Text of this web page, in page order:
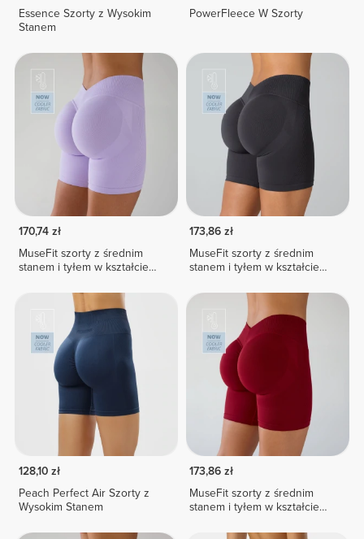
Essence Szorty z Wysokim
Stanem
PowerFleece W Szorty
170,74 zł
MuseFit szorty z średnim
stanem i tyłem w kształcie
173,86 zł
MuseFit szorty z średnim
stanem i tyłem w kształcie
128,10 zł
Peach Perfect Air Szorty z
Wysokim Stanem
173,86 zł
MuseFit szorty z średnim
stanem i tyłem w kształcie